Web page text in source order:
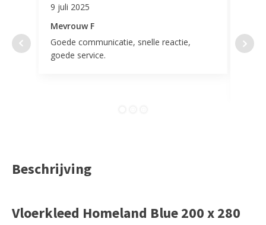
9 juli 2025
Mevrouw F
Goede communicatie, snelle reactie,
goede service.
door
Beschrijving
Vloerkleed Homeland Blue 200 x 280